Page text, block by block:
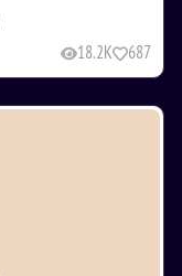
18.2K 687